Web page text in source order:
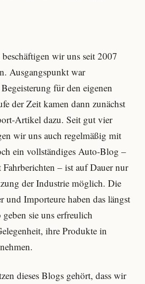
wir uns seit 2007
Ausgangspunkt war
für den eigenen
der Zeit kamen dann zunächst
Artikel dazu. Seit gut vier
wir uns auch regelmäßig mit
ein vollständiges Auto-Blog –
Fahrberichten – ist auf Dauer nur
der Industrie möglich. Die
und Importeure haben das längst
sie uns erfreulich
ihre Produkte in
dieses Blogs gehört, dass wir